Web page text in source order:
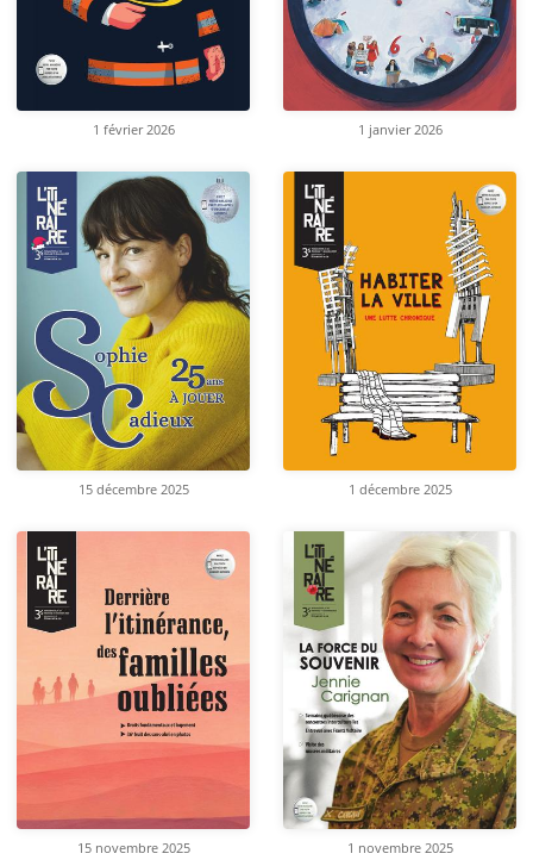
1 février 2026 1 janvier 2026
15 décembre 2025 1 décembre 2025
15 novembre 2025 1 novembre 2025